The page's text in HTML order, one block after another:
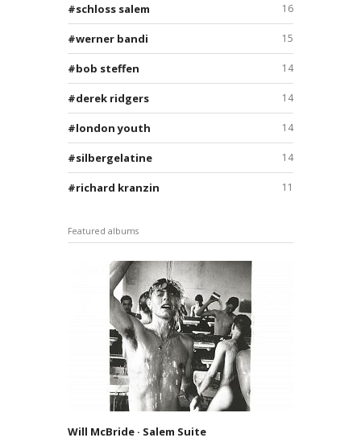
16
schloss salem
15
werner bandi
14
bob steffen
14
derek ridgers
14
london youth
14
silbergelatine
11
richard kranzin
Featured albums
Will McBride · Salem Suite